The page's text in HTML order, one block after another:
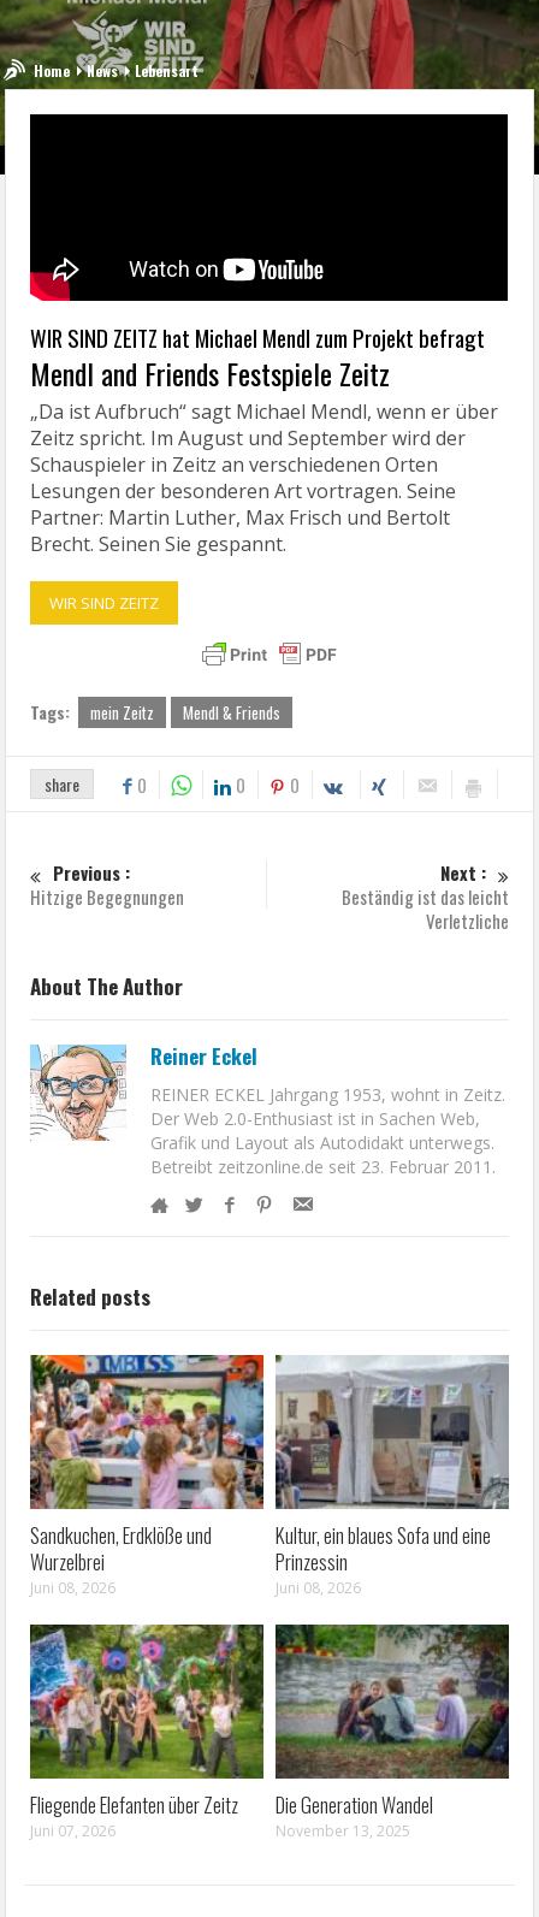
Home News Lebensart
WIR SIND ZEITZ hat Michael Mendl zum Projekt befragt
Mendl and Friends Festspiele Zeitz
„Da ist Aufbruch“ sagt Michael Mendl, wenn er über
Zeitz spricht. Im August und September wird der
Schauspieler in Zeitz an verschiedenen Orten
Lesungen der besonderen Art vortragen. Seine
Partner: Martin Luther, Max Frisch und Bertolt
Brecht. Seinen Sie gespannt.
WIR SIND ZEITZ
Tags: mein Zeitz Mendl & Friends
share 0 0 0
Previous :
Hitzige Begegnungen
Next :
Beständig ist das leicht
Verletzliche
About The Author
Reiner Eckel
REINER ECKEL Jahrgang 1953, wohnt in Zeitz.
Der Web 2.0-Enthusiast ist in Sachen Web,
Grafik und Layout als Autodidakt unterwegs.
Betreibt zeitzonline.de seit 23. Februar 2011.
Related posts
Sandkuchen, Erdklöße und
Wurzelbrei
Juni 08, 2026
Kultur, ein blaues Sofa und eine
Prinzessin
Juni 08, 2026
Fliegende Elefanten über Zeitz
Juni 07, 2026
Die Generation Wandel
November 13, 2025